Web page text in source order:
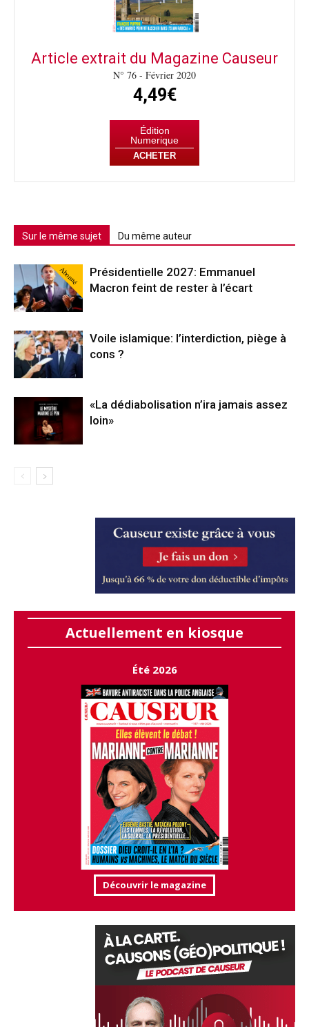
Article extrait du Magazine Causeur
N° 76 - Février 2020
4,49€
Édition
Numerique
ACHETER
Sur le même sujet Du même auteur
Abonné
Présidentielle 2027: Emmanuel
Macron feint de rester à l’écart
Voile islamique: l’interdiction, piège à
cons ?
«La dédiabolisation n’ira jamais assez
loin»
Actuellement en kiosque
Été 2026
Découvrir le magazine